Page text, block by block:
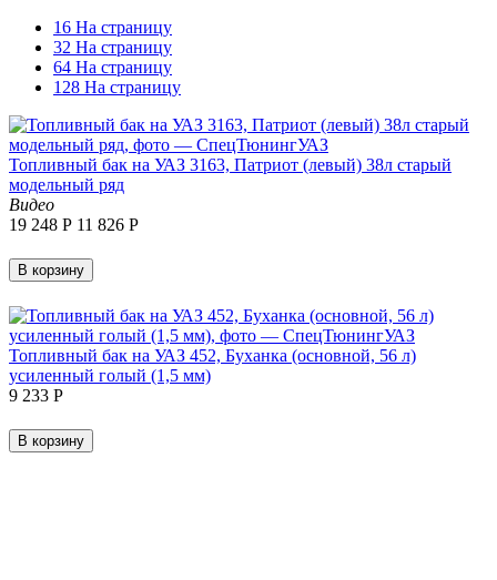
16 На страницу
32 На страницу
64 На страницу
128 На страницу
Топливный бак на УАЗ 3163, Патриот (левый) 38л старый
модельный ряд
Видео
19 248 Р 11 826 Р
В корзину
Топливный бак на УАЗ 452, Буханка (основной, 56 л)
усиленный голый (1,5 мм)
9 233 Р
В корзину